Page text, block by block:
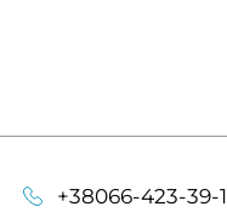
+38066-423-39-